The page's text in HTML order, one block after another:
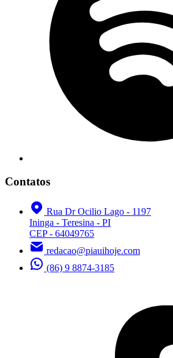
Contatos
Rua Dr Ocilio Lago - 1197
Ininga - Teresina - PI
CEP - 64049765
redacao@piauihoje.com
(86) 9 8874-3185